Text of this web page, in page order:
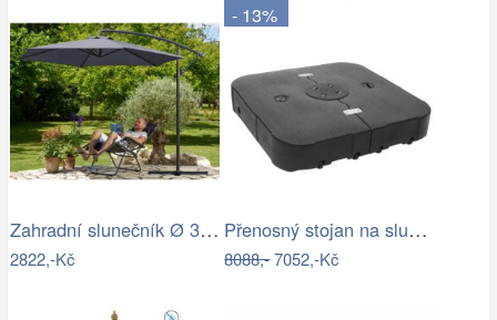
Zahradní slunečník Ø 330 cm D2557…
2822,-Kč
- 13%
Přenosný stojan na slunečník Dekorhome
8088,-7052,-Kč